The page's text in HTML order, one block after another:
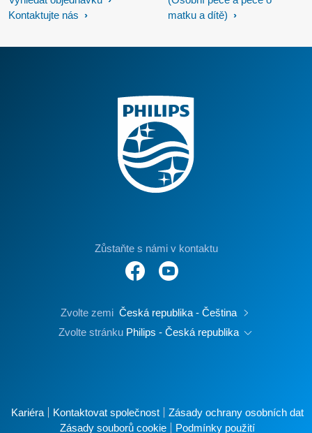
Kontaktujte nás
matku a dítě)
Zůstaňte s námi v kontaktu
Zvolte zemi Česká republika - Čeština
Zvolte stránku Philips - Česká republika
Kariéra Kontaktovat společnost
Zásady ochrany osobních dat
Zásady souborů cookie
Podmínky použití